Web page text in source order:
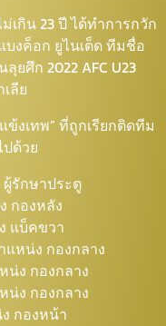
เกิน 23 ปี ได้ทำการกวัก
บงค็อก ยูไนเต็ด ทีมชื่อ
ยศึก 2022 AFC U23
ลีย
ข้งเทพ” ที่ถูกเรียกติดทีม
ด้วย
รักษาประตู
กองหลัง
แบ็คขวา
แหน่ง กองกลาง
ง กองกลาง
ง กองกลาง
กองหน้า